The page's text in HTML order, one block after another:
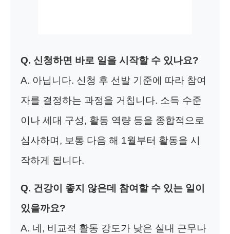
Q. 신청하면 바로 일을 시작할 수 있나요?
A. 아닙니다. 신청 후 선발 기준에 따라 참여
자를 결정하는 과정을 거칩니다. 소득 수준
이나 세대 구성, 활동 역량 등을 종합적으로
심사하며, 보통 다음 해 1월부터 활동을 시
작하게 됩니다.
Q. 건강이 좋지 않은데 참여할 수 있는 일이
있을까요?
A. 네, 비교적 활동 강도가 낮은 실내 근무나